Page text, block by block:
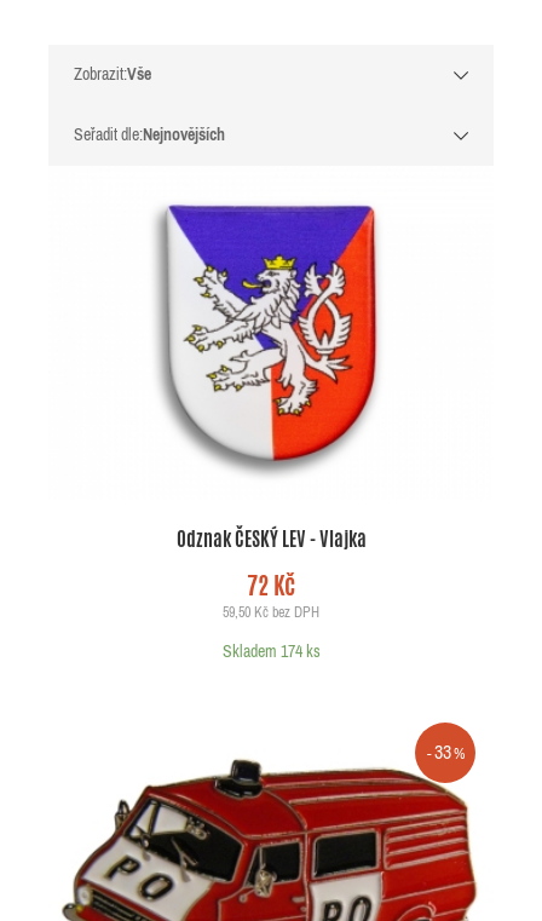
Zobrazit:Vše
Seřadit dle:Nejnovějších
Odznak ČESKÝ LEV - Vlajka
72 Kč
59,50 Kč bez DPH
Skladem 174 ks
33